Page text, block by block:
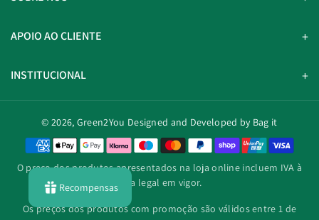
APOIO AO CLIENTE
INSTITUCIONAL
© 2026, Green2You Designed and Developed by Bag it
M
t
o
O preço dos produtos apresentados na loja online incluem IVA à
taxa legal em vigor.
Os preços dos produtos com promoção são válidos entre 1 de
Recompensas